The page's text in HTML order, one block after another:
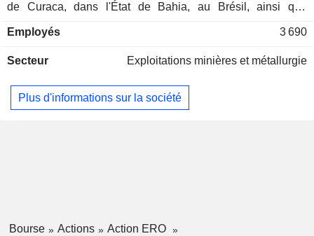
de Curaca, dans l'État de Bahia, au Brésil, ainsi que
située dans l'État de Pará, au Brésil. La société détient
les opérations de Xavantina, une mine d’or et d’argent en
Elle a également conclu un accord avec Vale Base Metals
pour une participation de 60 % dans le projet cuivre-or de
Employés 3 690
Secteur Exploitations minières et métallurgie
Plus d'informations sur la société
Bourse Actions
Action ERO